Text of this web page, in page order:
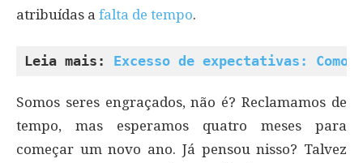
atribuídas a falta de tempo.
Leia mais: Excesso de expectativas: Como
Somos seres engraçados, não é? Reclamamos de
tempo, mas esperamos quatro meses para
começar um novo ano. Já pensou nisso? Talvez